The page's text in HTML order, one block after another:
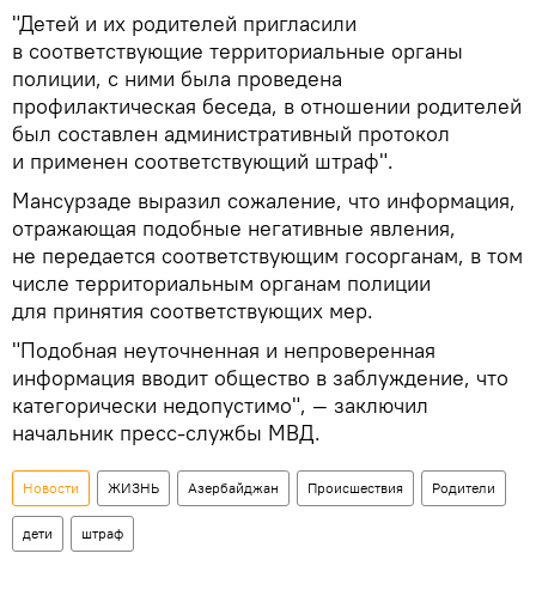
"Детей и их родителей пригласили
в соответствующие территориальные органы
полиции, с ними была проведена
профилактическая беседа, в отношении родителей
был составлен административный протокол
и применен соответствующий штраф".
Мансурзаде выразил сожаление, что информация,
отражающая подобные негативные явления,
не передается соответствующим госорганам, в том
числе территориальным органам полиции
для принятия соответствующих мер.
"Подобная неуточненная и непроверенная
информация вводит общество в заблуждение, что
категорически недопустимо", — заключил
начальник пресс-службы МВД.
Новости ЖИЗНЬ Азербайджан Происшествия Родители
дети штраф